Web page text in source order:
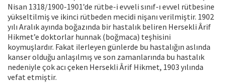
Nisan 1318/1900-1901’de rütbe-i evveli sınıf-ı evvel rütbesine
yükseltilmiş ve ikinci rütbeden mecidi nişanı verilmiştir. 1902
yılı Aralık ayında boğazında bir hastalık beliren Hersekli Ârif
Hikmet’e doktorlar hunnak (boğmaca) teşhisini
koymuşlardır. Fakat ilerleyen günlerde bu hastalığın aslında
kanser olduğu anlaşılmış ve son zamanlarında bu hastalık
nedeniyle çok acı çeken Hersekli Ârif Hikmet, 1903 yılında
vefat etmiştir.